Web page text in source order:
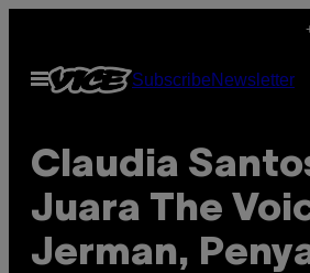
content
Open
Menu
SubscribeNewsletter
Claudia
Juara The
Jerman,